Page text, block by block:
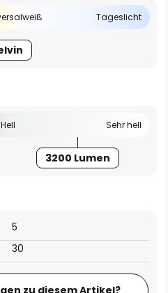
Tageslicht
Hell Sehr hell
3200 Lumen
30
5
zu diesem Artikel?